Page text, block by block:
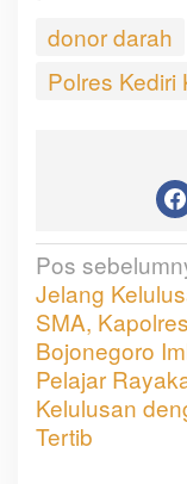
donor darah
Polres Kediri
N
a
v
i
g
Pos
Jelang
SMA, Kapolres
Bojonegoro
Pelajar
Kelulusan
Tertib